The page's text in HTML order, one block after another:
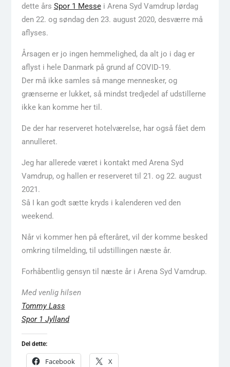
dette års Spor 1 Messei Arena Syd Vamdrup lørdag
den 22. og søndag den 23. august 2020, desværre må
aflyses.
Årsagen er jo ingen hemmelighed, da alt jo i dag er
aflyst i hele Danmark på grund af COVID-19.
Der må ikke samles så mange mennesker, og
grænserne er lukket, så mindst tredjedel af udstillerne
ikke kan komme her til.
De der har reserveret hotelværelse, har også fået dem
annulleret.
Jeg har allerede været i kontakt med Arena Syd
Vamdrup, og hallen er reserveret til 21. og 22. august
2021.
Så I kan godt sætte kryds i kalenderen ved den
weekend.
Når vi kommer hen på efteråret, vil der komme besked
omkring tilmelding, til udstillingen næste år.
Forhåbentlig gensyn til næste år i Arena Syd Vamdrup.
Med venlig hilsen
Tommy Lass
Spor 1 Jylland
Del dette:
Facebook X